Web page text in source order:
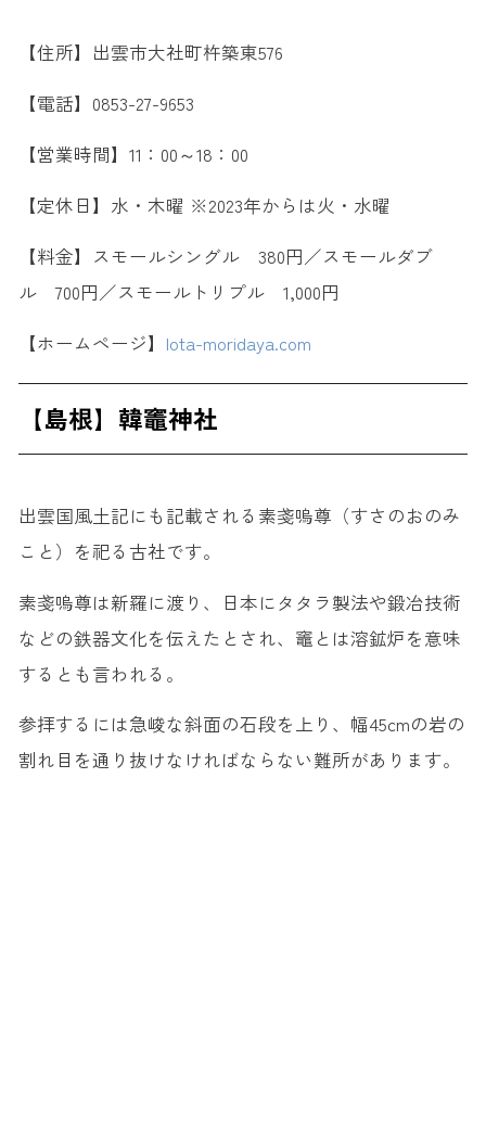
【住所】出雲市大社町杵築東576
【電話】0853-27-9653
【営業時間】11：00～18：00
【定休日】水・木曜 ※2023年からは火・水曜
【料金】スモールシングル 380円／スモールダブ
ル 700円／スモールトリプル 1,000円
【ホームページ】 lota-moridaya.com
【島根】韓竈神社
出雲国風土記にも記載される素戔嗚尊（すさのおのみ
こと）を祀る古社です。
素戔嗚尊は新羅に渡り、日本にタタラ製法や鍛冶技術
などの鉄器文化を伝えたとされ、竈とは溶鉱炉を意味
するとも言われる。
参拝するには急峻な斜面の石段を上り、幅45cmの岩の
割れ目を通り抜けなければならない難所があります。